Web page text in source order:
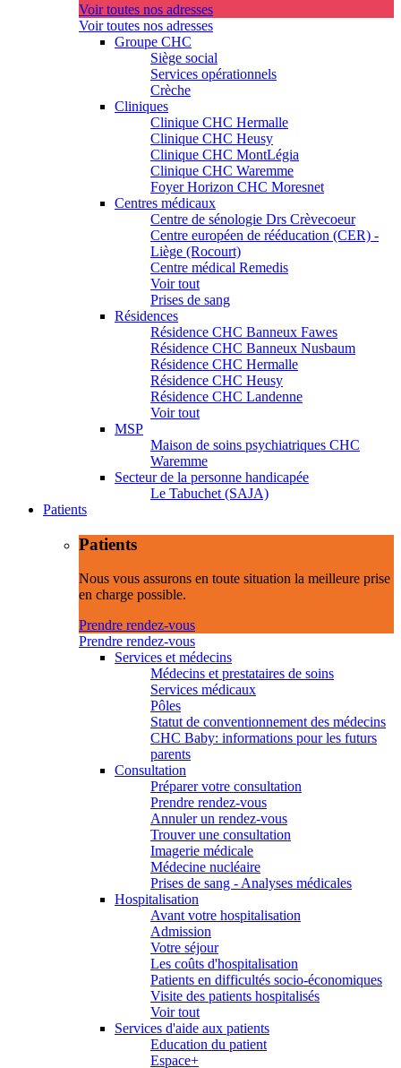
Voir toutes nos adresses
Voir toutes nos adresses
Groupe CHC
Siège social
Services opérationnels
Crèche
Cliniques
Clinique CHC Hermalle
Clinique CHC Heusy
Clinique CHC MontLégia
Clinique CHC Waremme
Foyer Horizon CHC Moresnet
Centres médicaux
Centre de sénologie Drs Crèvecoeur
Centre européen de rééducation (CER) -
Liège (Rocourt)
Centre médical Remedis
Voir tout
Prises de sang
Résidences
Résidence CHC Banneux Fawes
Résidence CHC Banneux Nusbaum
Résidence CHC Hermalle
Résidence CHC Heusy
Résidence CHC Landenne
Voir tout
MSP
Maison de soins psychiatriques CHC
Waremme
Secteur de la personne handicapée
Le Tabuchet (SAJA)
Patients
Patients
Nous vous assurons en toute situation la meilleure prise
en charge possible.
Prendre rendez-vous
Prendre rendez-vous
Services et médecins
Médecins et prestataires de soins
Services médicaux
Pôles
Statut de conventionnement des médecins
CHC Baby: informations pour les futurs
parents
Consultation
Préparer votre consultation
Prendre rendez-vous
Annuler un rendez-vous
Trouver une consultation
Imagerie médicale
Médecine nucléaire
Prises de sang - Analyses médicales
Hospitalisation
Avant votre hospitalisation
Admission
Votre séjour
Les coûts d'hospitalisation
Patients en difficultés socio-économiques
Visite des patients hospitalisés
Voir tout
Services d'aide aux patients
Education du patient
Espace+